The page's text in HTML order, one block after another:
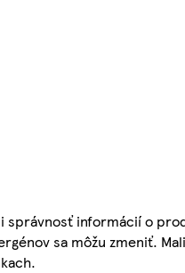
správnosť informácií o
sa môžu zmeniť.